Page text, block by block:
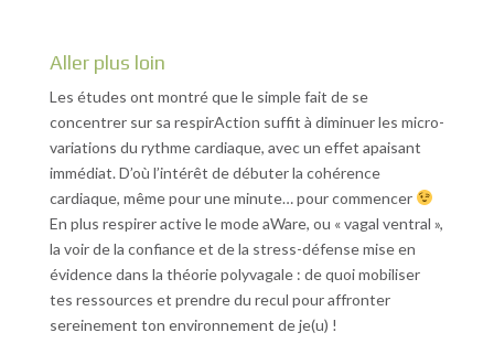
Aller plus loin
Les études ont montré que le simple fait de se
concentrer sur sa respirAction suffit à diminuer les micro-
variations du rythme cardiaque, avec un effet apaisant
immédiat. D’où l’intérêt de débuter la cohérence
cardiaque, même pour une minute… pour commencer
En plus respirer active le mode aWare, ou « vagal ventral »,
la voir de la confiance et de la stress-défense mise en
évidence dans la théorie polyvagale : de quoi mobiliser
tes ressources et prendre du recul pour affronter
sereinement ton environnement de je(u) !